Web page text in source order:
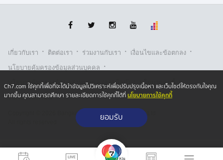
เกี่ยวกับเรา · ติตต่อเรา · ร่วมงานกับเรา · เงื่อนไขและข้อตกลง ·
นโยบายคุ้มครองข้อมูลส่วนบุคคล ·
นโยบายคุ้มครองข้อมูลส่วนบุคคล (ออนไลน์) · นโยบายคุกกี้ ·
รับเรื่องร้องเรียน
Copyright © 2026 Bangkok Broadcasting & T.V. Co.,Ltd.
Ch7.com ใช้คุกกี้เพื่อที่จะได้นำข้อมูลไปวิเคราะห์เพื่อปรับปรุงเนื้อหา และเว็บไซต์ให้ตรงกับใจคุณ
มากขึ้น คุณสามารถศึกษา รายละเอียดการใช้คุกกี้ได้ที่นโยบายการใช้คุกกี้
ยอมรับ